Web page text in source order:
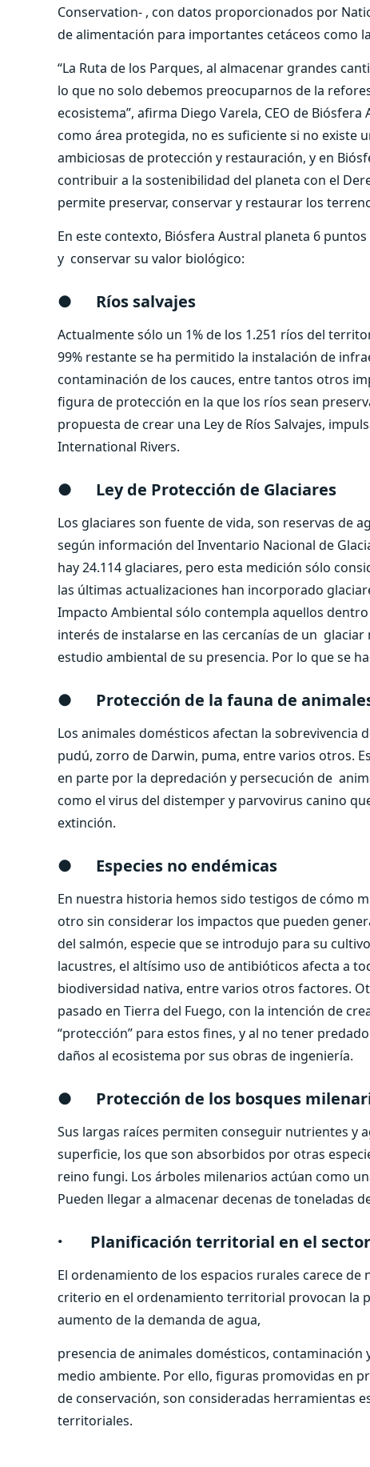
Conservation- , con datos proporcionados por
de alimentación para importantes cetáceos como
“La Ruta de los Parques, al almacenar grandes
lo que no solo debemos preocuparnos de la
ecosistema”, afirma Diego Varela, CEO de
como área protegida, no es suficiente si no existe
ambiciosas de protección y restauración, y en
contribuir a la sostenibilidad del planeta con el
permite preservar, conservar y restaurar los
En este contexto, Biósfera Austral planeta 6
y conservar su valor biológico:
● Ríos salvajes
Actualmente sólo un 1% de los 1.251 ríos del
99% restante se ha permitido la instalación de
contaminación de los cauces, entre tantos otros
figura de protección en la que los ríos sean
propuesta de crear una Ley de Ríos Salvajes,
International Rivers.
● Ley de Protección de Glaciares
Los glaciares son fuente de vida, son reservas de
según información del Inventario Nacional de
hay 24.114 glaciares, pero esta medición sólo
las últimas actualizaciones han incorporado
Impacto Ambiental sólo contempla aquellos
interés de instalarse en las cercanías de un
estudio ambiental de su presencia. Por lo que se
● Protección de la fauna de
Los animales domésticos afectan la sobrevivencia
pudú, zorro de Darwin, puma, entre varios otros.
en parte por la depredación y persecución de
como el virus del distemper y parvovirus canino
extinción.
● Especies no endémicas
En nuestra historia hemos sido testigos de cómo
otro sin considerar los impactos que pueden
del salmón, especie que se introdujo para su
lacustres, el altísimo uso de antibióticos afecta a
biodiversidad nativa, entre varios otros factores.
pasado en Tierra del Fuego, con la intención de
“protección” para estos fines, y al no tener
daños al ecosistema por sus obras de ingeniería.
● Protección de los bosques
Sus largas raíces permiten conseguir nutrientes y
superficie, los que son absorbidos por otras
reino fungi. Los árboles milenarios actúan como
Pueden llegar a almacenar decenas de toneladas
· Planificación territorial en el
El ordenamiento de los espacios rurales carece
criterio en el ordenamiento territorial provocan la
aumento de la demanda de agua,
presencia de animales domésticos,
medio ambiente. Por ello, figuras promovidas en
de conservación, son consideradas herramientas
territoriales.